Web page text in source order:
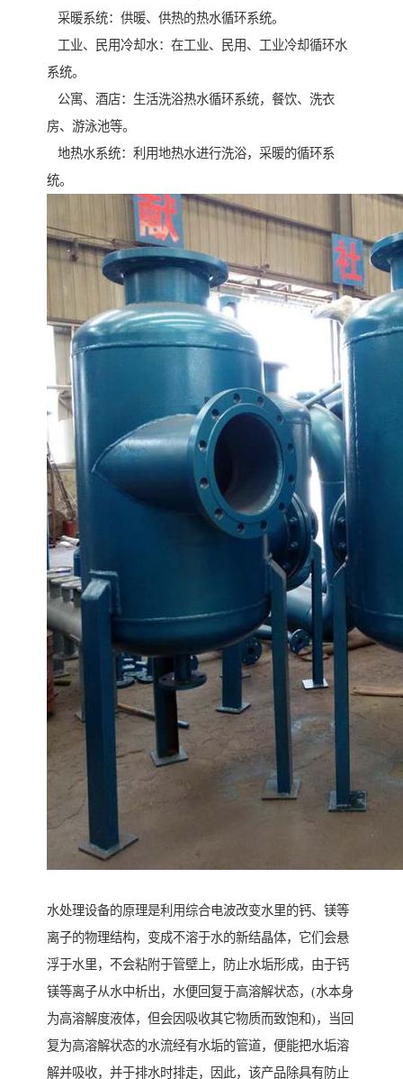
采暖系统：供暖、供热的热水循环系统。
工业、民用冷却水：在工业、民用、工业冷却循环水
系统。
公寓、酒店：生活洗浴热水循环系统，餐饮、洗衣
房、游泳池等。
地热水系统：利用地热水进行洗浴，采暖的循环系
统。
水处理设备的原理是利用综合电波改变水里的钙、镁等
离子的物理结构，变成不溶于水的新结晶体，它们会悬
浮于水里，不会粘附于管壁上，防止水垢形成，由于钙
镁等离子从水中析出，水便回复于高溶解状态，(水本身
为高溶解度液体，但会因吸收其它物质而致饱和)，当回
复为高溶解状态的水流经有水垢的管道，便能把水垢溶
解并吸收，并于排水时排走，因此，该产品除具有防止